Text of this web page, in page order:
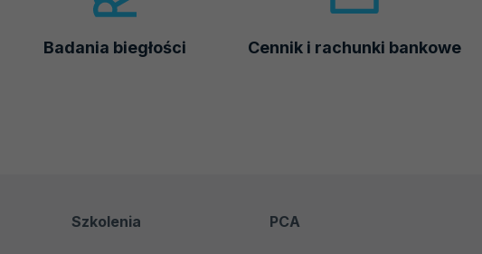
Badania biegłości Cennik i rachunki bankowe
Szkolenia PCA